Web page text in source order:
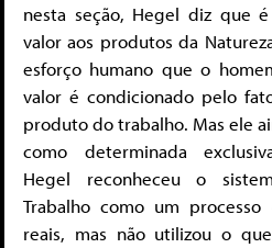
nesta seção, Hegel diz que
valor aos produtos da
esforço humano que o
valor é condicionado pelo
produto do trabalho. Mas ele
como determinada
Hegel reconheceu o
Trabalho como um
reais, mas não utilizou o